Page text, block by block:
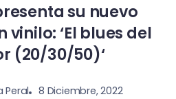
su nuevo
vinilo: ‘El blues del
(20/30/50)‘
Peral 8 Diciembre, 2022